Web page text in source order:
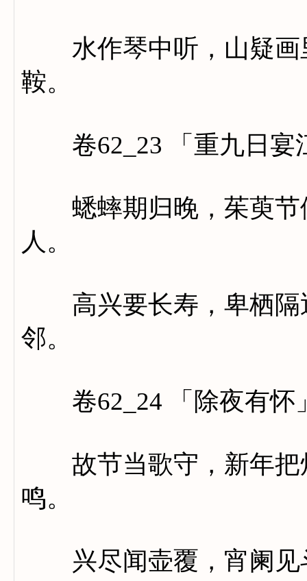
水作琴中听，山疑画
鞍。
卷62_23 「重九日宴
蟋蟀期归晚，茱萸节
人。
高兴要长寿，卑栖隔
邻。
卷62_24 「除夜有怀
故节当歌守，新年把
鸣。
兴尽闻壶覆，宵阑见